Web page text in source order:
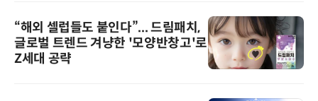
“해외 셀럽들도 붙인다”... 드림패치,
글로벌 트렌드 겨냥한 '모양반창고'로
Z세대 공략